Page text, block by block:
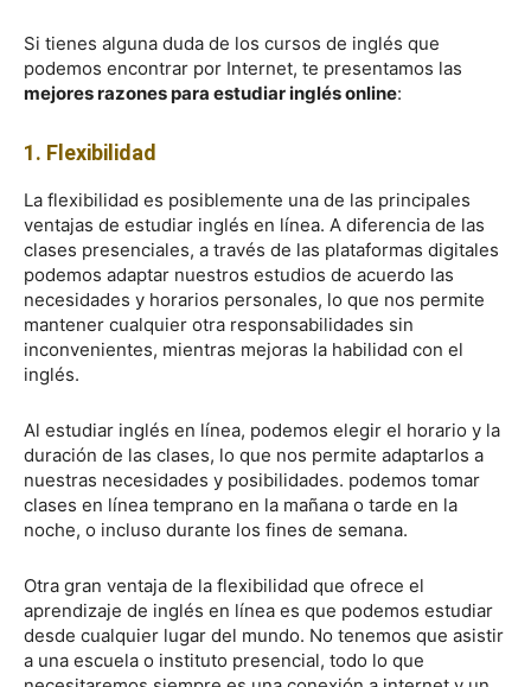
Si tienes alguna duda de los cursos de inglés que
podemos encontrar por Internet, te presentamos las
mejores razones para estudiar inglés online:
1. Flexibilidad
La flexibilidad es posiblemente una de las principales
ventajas de estudiar inglés en línea. A diferencia de las
clases presenciales, a través de las plataformas digitales
podemos adaptar nuestros estudios de acuerdo las
necesidades y horarios personales, lo que nos permite
mantener cualquier otra responsabilidades sin
inconvenientes, mientras mejoras la habilidad con el
inglés.
Al estudiar inglés en línea, podemos elegir el horario y la
duración de las clases, lo que nos permite adaptarlos a
nuestras necesidades y posibilidades. podemos tomar
clases en línea temprano en la mañana o tarde en la
noche, o incluso durante los fines de semana.
Otra gran ventaja de la flexibilidad que ofrece el
aprendizaje de inglés en línea es que podemos estudiar
desde cualquier lugar del mundo. No tenemos que asistir
a una escuela o instituto presencial, todo lo que